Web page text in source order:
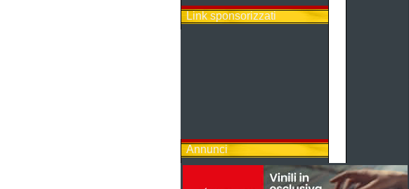
Link sponsorizzati
Annunci